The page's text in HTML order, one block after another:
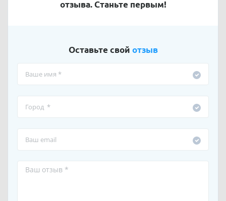
отзыва. Станьте первым!
Оставьте свой отзыв